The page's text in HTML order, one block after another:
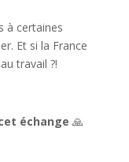
à certaines
Et si la France
travail ?!
échange 🙏⁠